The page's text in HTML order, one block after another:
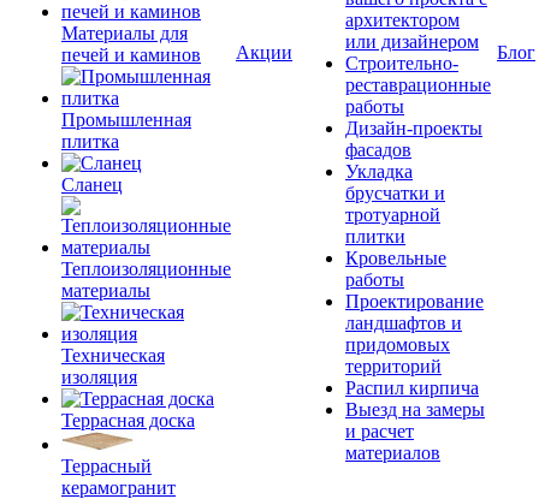
Материалы для
печей и каминов
Промышленная
плитка
Сланец
Теплоизоляционные
материалы
Техническая
изоляция
Террасная доска
Террасный
керамогранит
Акции
архитектором
или дизайнером
Строительно-
реставрационные
работы
Дизайн-проекты
фасадов
Укладка
брусчатки и
тротуарной
плитки
Кровельные
работы
Проектирование
ландшафтов и
придомовых
территорий
Распил кирпича
Выезд на замеры
и расчет
материалов
Блог